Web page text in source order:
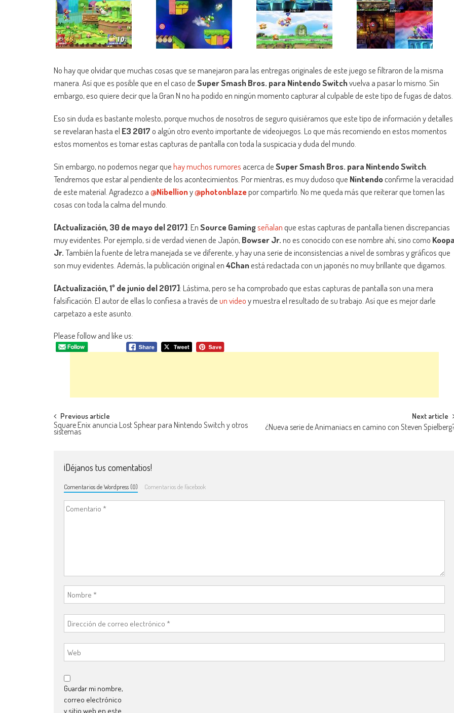
No hay que olvidar que muchas cosas que se manejaron para las entregas originales de este juego se filtraron de la misma
manera. Así que es posible que en el caso deSuper Smash Bros. para Nintendo Switchvuelva a pasar lo mismo. Sin
embargo, eso quiere decir que la Gran N no ha podido en ningún momento capturar al culpable de este tipo de fugas de datos.
Eso sin duda es bastante molesto, porque muchos de nosotros de seguro quisiéramos que este tipo de información y detalles
se revelaran hasta el E3 2017o algún otro evento importante de videojuegos. Lo que más recomiendo en estos momentos
estos momentos es tomar estas capturas de pantalla con toda la suspicacia y duda del mundo.
Sin embargo, no podemos negar quehay muchos rumores acerca deSuper Smash Bros. para Nintendo Switch
Tendremos que estar al pendiente de los acontecimientos. Por mientras, es muy dudoso que Nintendoconfirme la veracidad
de este material. Agradezco a@Nibelliony@photonblazepor compartirlo. No me queda más que reiterar que tomen las
cosas con toda la calma del mundo.
[Actualización, 30 de mayo del 2017]: EnSource Gamingseñalanque estas capturas de pantalla tienen discrepancias
muy evidentes. Por ejemplo, si de verdad vienen de Japón, Bowser Jr.no es conocido con ese nombre ahí, sino como
Jr.También la fuente de letra manejada se ve diferente, y hay una serie de inconsistencias a nivel de sombras y gráficos que
son muy evidentes. Además, la publicación original en4Chanestá redactada con un japonés no muy brillante que digamos.
[Actualización, 1º de junio del 2017]: Lástima, pero se ha comprobado que estas capturas de pantalla son una mera
falsificación. El autor de ellas lo confiesa a través deun videoy muestra el resultado de su trabajo. Así que es mejor darle
carpetazo a este asunto.
Please follow and like us:
Navegación de entradas
Previous article
Square Enix anuncia Lost Sphear para Nintendo Switch y otros
sistemas
Next article
¿Nueva serie de Animaniacs en camino con Steven
¡Déjanos tus comentatios!
Comentarios de Wordpress (0) Comentarios de Facebook
Guardar mi nombre,
correo electrónico
y sitio web en este